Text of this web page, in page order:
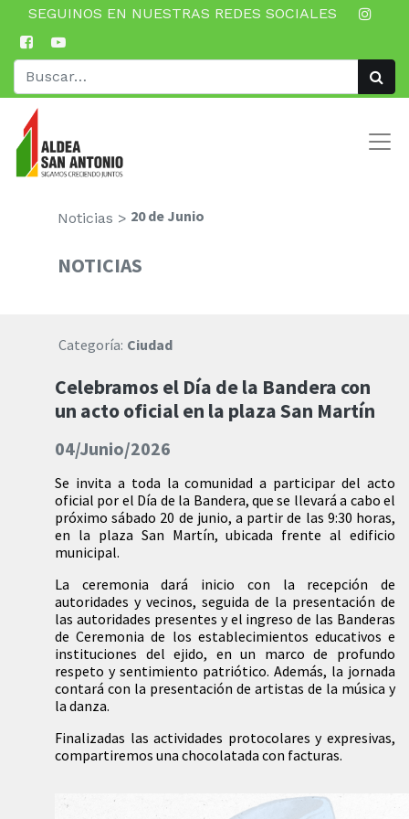
SEGUINOS EN NUESTRAS REDES SOCIALES
Noticias > 20 de Junio
NOTICIAS
Categoría: Ciudad
Celebramos el Día de la Bandera con
un acto oficial en la plaza San Martín
04/Junio/2026
Se invita a toda la comunidad a participar del acto
oficial por el Día de la Bandera, que se llevará a cabo el
próximo sábado 20 de junio, a partir de las 9:30 horas,
en la plaza San Martín, ubicada frente al edificio
municipal.
La ceremonia dará inicio con la recepción de
autoridades y vecinos, seguida de la presentación de
las autoridades presentes y el ingreso de las Banderas
de Ceremonia de los establecimientos educativos e
instituciones del ejido, en un marco de profundo
respeto y sentimiento patriótico. Además, la jornada
contará con la presentación de artistas de la música y
la danza.
Finalizadas las actividades protocolares y expresivas,
compartiremos una chocolatada con facturas.